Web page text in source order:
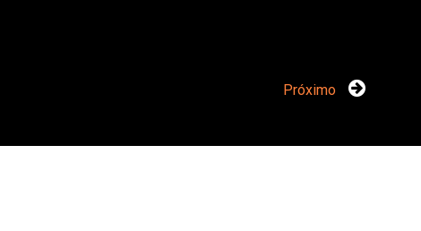
Próximo